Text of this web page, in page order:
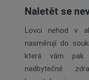
Naletět se
Lovci nehod v
nasměrují do
která vám pak
nadbytečné